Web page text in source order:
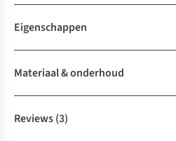
Eigenschappen
Materiaal & onderhoud
Reviews(3)